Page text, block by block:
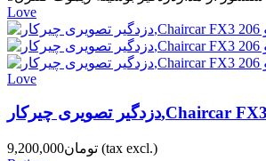
Love
Love
تومان9,200,000 (tax excl.)